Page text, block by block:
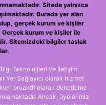
Sitede yalnızca
Burada yer alan
gerçek kurum ve kişiler
Gerçek kurum ve kişiler ile
Sitemizdeki bilgiler taslak
Teknolojileri ve İletişim
Yer Sağlayıcı olarak hizmet
proaktif olarak denetleme
Ancak, üyelerimiz